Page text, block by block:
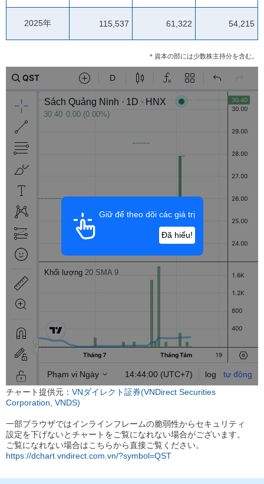
2025年 115,537 61,322 54,215
＊資本の部には少数株主持分を含む。
チャート提供元： VNダイレクト証券(VNDirect Securities
Corporation, VNDS)
一部ブラウザではインラインフレームの脆弱性からセキュリティ
設定を下げないとチャートをご覧になれない場合がございます。
ご覧になれない場合はこちらから直接ご覧ください。
https://dchart.vndirect.com.vn/?symbol=QST